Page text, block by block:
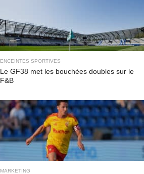
ENCEINTES SPORTIVES
Le GF38 met les bouchées doubles sur le
F&B
MARKETING